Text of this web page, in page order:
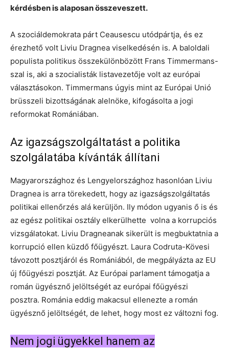
kérdésben is alaposan összeveszett.
A szociáldemokrata párt Ceausescu utódpártja, és ez
érezhető volt Liviu Dragnea viselkedésén is. A baloldali
populista politikus összekülönbözött Frans Timmermans-
szal is, aki a szocialisták listavezetője volt az európai
választásokon. Timmermans úgyis mint az Európai Unió
brüsszeli bizottságának alelnöke, kifogásolta a jogi
reformokat Romániában.
Az igazságszolgáltatást a politika
szolgálatába kívánták állítani
Magyarországhoz és Lengyelországhoz hasonlóan Liviu
Dragnea is arra törekedett, hogy az igazságszolgáltatás
politikai ellenőrzés alá kerüljön. Ily módon ugyanis ő is és
az egész politikai osztály elkerülhette volna a korrupciós
vizsgálatokat. Liviu Dragneanak sikerült is megbuktatnia a
korrupció ellen küzdő főügyészt. Laura Codruta-Kövesi
távozott posztjáról és Romániából, de megpályázta az EU
új főügyészi posztját. Az Európai parlament támogatja a
román ügyésznő jelöltségét az európai főügyészi
posztra. Románia eddig makacsul ellenezte a román
ügyésznő jelöltségét, de lehet, hogy most ez változni fog.
Nem jogi ügyekkel hanem az